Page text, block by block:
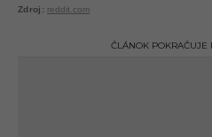
reddit.com
ČLÁNOK POKRAČUJE